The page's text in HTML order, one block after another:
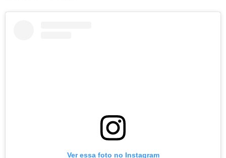
Ver essa foto no Instagram